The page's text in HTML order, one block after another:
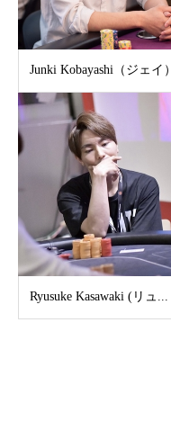
Junki Kobayashi（ジェイ）
Ryusuke Kasawaki (リュ...